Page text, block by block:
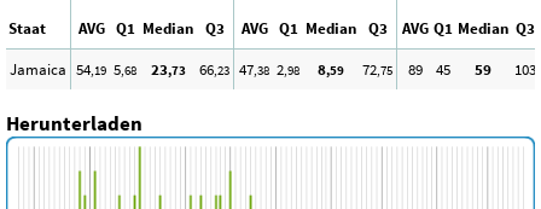
Staat
AVG Q1 Median Q3 AVG Q1 Median Q3 AVG Q1 Median Q3
Jamaica 54,19 5,68 23,73 66,23 47,38 2,98 8,59 72,75 89 45 59 103
Herunterladen